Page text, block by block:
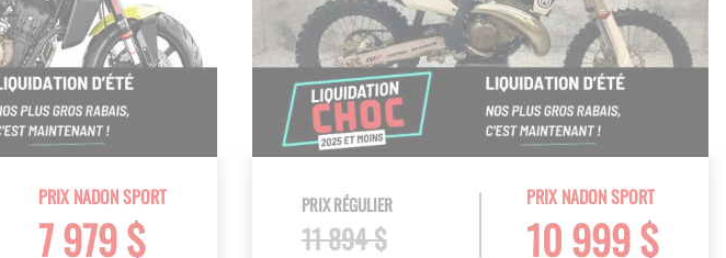
PRIX NADON SPORT
7 979 $
PRIX NADON SPORT
10 999 $
PRIX RÉGULIER
11 894 $